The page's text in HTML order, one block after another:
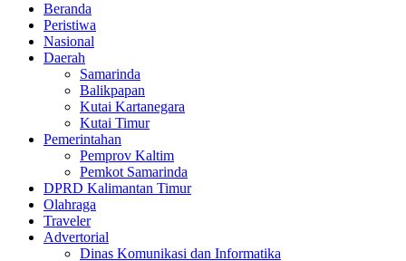
Beranda
Peristiwa
Nasional
Daerah
Samarinda
Balikpapan
Kutai Kartanegara
Kutai Timur
Pemerintahan
Pemprov Kaltim
Pemkot Samarinda
DPRD Kalimantan Timur
Olahraga
Traveler
Advertorial
Dinas Komunikasi dan Informatika